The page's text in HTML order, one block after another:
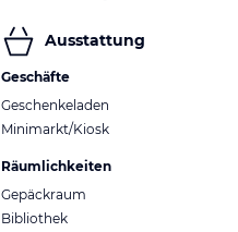
Ausstattung
Geschäfte
Geschenkeladen
Minimarkt/Kiosk
Räumlichkeiten
Gepäckraum
Bibliothek